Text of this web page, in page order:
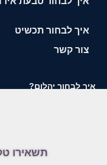
איך לבחור תכשיט
צור קשר
איך לבחור יהלום?
תשאירו